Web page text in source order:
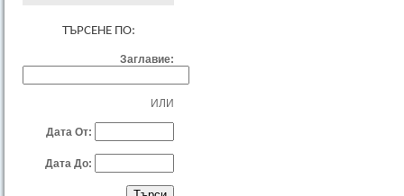
ТЪРСЕНЕ ПО:
Заглавие:
ИЛИ
Дата От:
Дата До: